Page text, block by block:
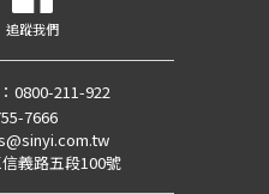
追蹤我們
0800-211-922
7666
義路五段100號